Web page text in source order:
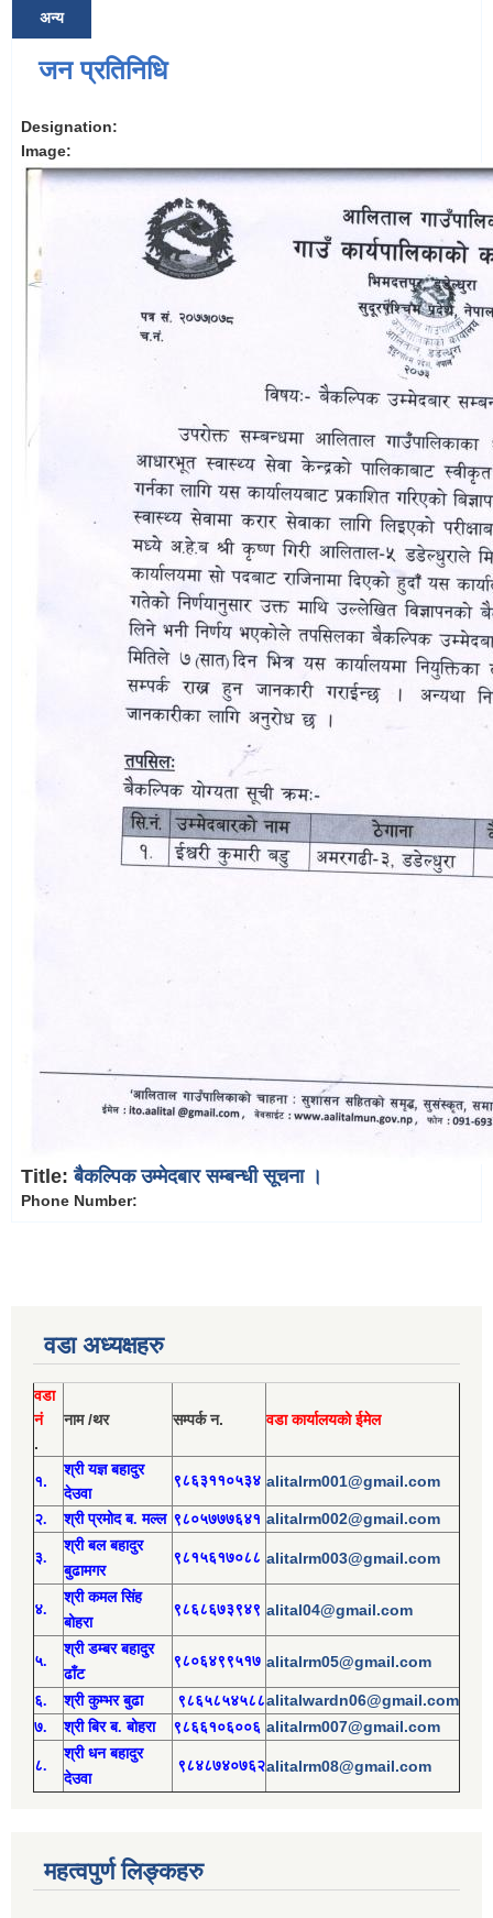
अन्य
जन प्रतिनिधि
Designation:
Image:
Title:बैकल्पिक उम्मेदबार सम्बन्धी सूचना ।
Phone Number:
वडा अध्यक्षहरु
वडा
नं
.
नाम /थर सम्पर्क न. वडा कार्यालयको ईमेल
१.
श्री यज्ञ बहादुर
देउवा
९८६३११०५३४ alitalrm001@gmail.com
२. श्रीप्रमोदब. मल्ल ९८०५७७७६४१ alitalrm002@gmail.com
३.
श्रीबल बहादुर
बुढामगर
९८१५६१७०८८ alitalrm003@gmail.com
४.
श्री कमल सिंह
बोहरा
९८६८६७३९४९ alital04@gmail.com
५.
श्री डम्बर बहादुर
ढाँट
९८०६४९९५१७ alitalrm05@gmail.com
६. श्री कुम्भर बुढा ९८६५८५४५८८alitalwardn06@gmail.com
७. श्री बिर ब. बोहरा ९८६६१०६००६ alitalrm007@gmail.com
८.
श्री धन बहादुर
देउवा
९८४८७४०७६२alitalrm08@gmail.com
महत्वपुर्ण लिङ्कहरु